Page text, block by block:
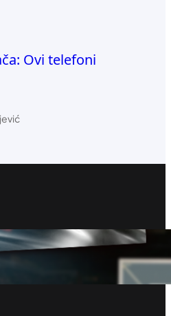
Ovi telefoni
SRBIJA – LITVANIJA: Orlići
ka vrhu Evrope (VIDEO)